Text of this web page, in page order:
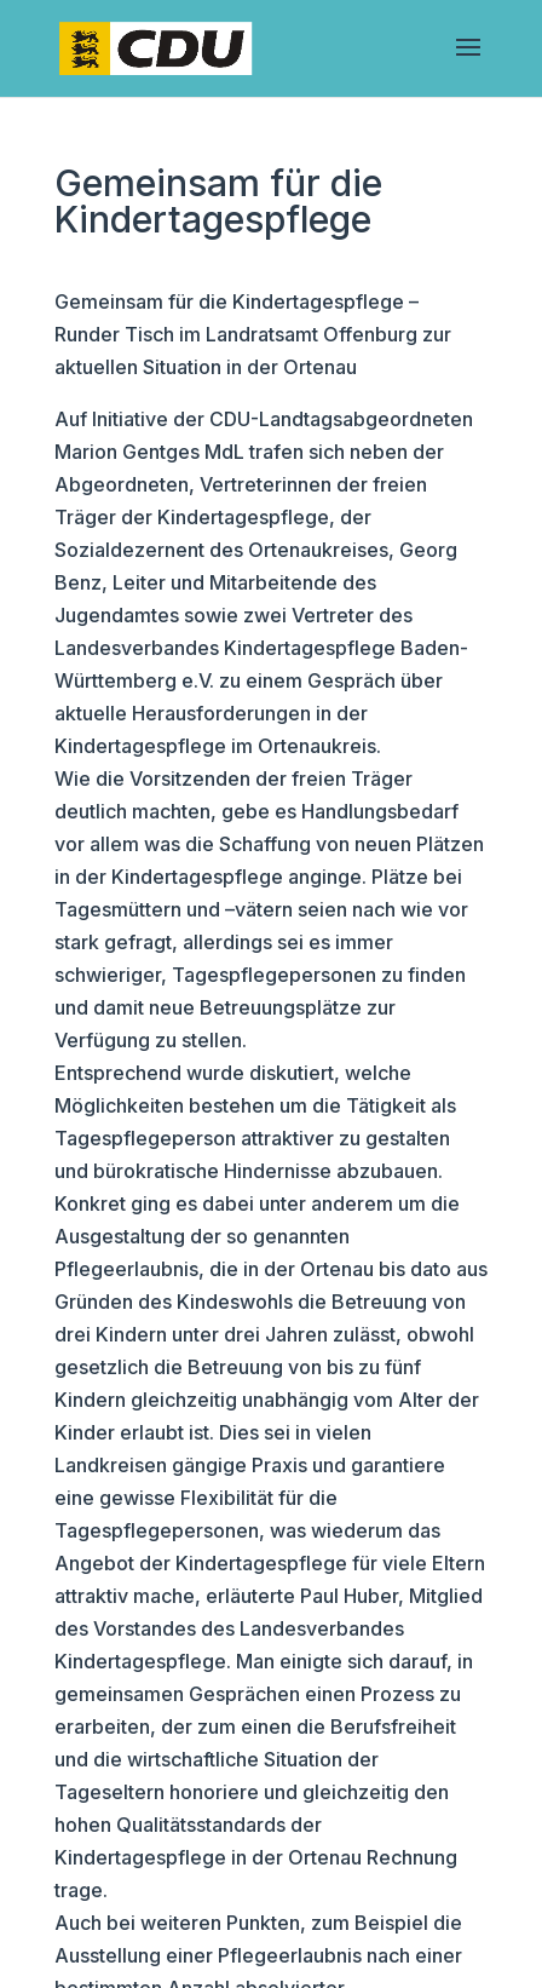
Gemeinsam für die
Kindertagespflege
Gemeinsam für die Kindertagespflege –
Runder Tisch im Landratsamt Offenburg zur
aktuellen Situation in der Ortenau
Auf Initiative der CDU-Landtagsabgeordneten
Marion Gentges MdL trafen sich neben der
Abgeordneten, Vertreterinnen der freien
Träger der Kindertagespflege, der
Sozialdezernent des Ortenaukreises, Georg
Benz, Leiter und Mitarbeitende des
Jugendamtes sowie zwei Vertreter des
Landesverbandes Kindertagespflege Baden-
Württemberg e.V. zu einem Gespräch über
aktuelle Herausforderungen in der
Kindertagespflege im Ortenaukreis.
Wie die Vorsitzenden der freien Träger
deutlich machten, gebe es Handlungsbedarf
vor allem was die Schaffung von neuen Plätzen
in der Kindertagespflege anginge. Plätze bei
Tagesmüttern und –vätern seien nach wie vor
stark gefragt, allerdings sei es immer
schwieriger, Tagespflegepersonen zu finden
und damit neue Betreuungsplätze zur
Verfügung zu stellen.
Entsprechend wurde diskutiert, welche
Möglichkeiten bestehen um die Tätigkeit als
Tagespflegeperson attraktiver zu gestalten
und bürokratische Hindernisse abzubauen.
Konkret ging es dabei unter anderem um die
Ausgestaltung der so genannten
Pflegeerlaubnis, die in der Ortenau bis dato aus
Gründen des Kindeswohls die Betreuung von
drei Kindern unter drei Jahren zulässt, obwohl
gesetzlich die Betreuung von bis zu fünf
Kindern gleichzeitig unabhängig vom Alter der
Kinder erlaubt ist. Dies sei in vielen
Landkreisen gängige Praxis und garantiere
eine gewisse Flexibilität für die
Tagespflegepersonen, was wiederum das
Angebot der Kindertagespflege für viele Eltern
attraktiv mache, erläuterte Paul Huber, Mitglied
des Vorstandes des Landesverbandes
Kindertagespflege. Man einigte sich darauf, in
gemeinsamen Gesprächen einen Prozess zu
erarbeiten, der zum einen die Berufsfreiheit
und die wirtschaftliche Situation der
Tageseltern honoriere und gleichzeitig den
hohen Qualitätsstandards der
Kindertagespflege in der Ortenau Rechnung
trage.
Auch bei weiteren Punkten, zum Beispiel die
Ausstellung einer Pflegeerlaubnis nach einer